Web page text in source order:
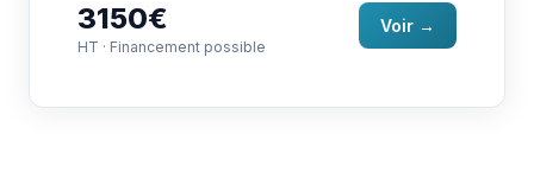
3150€
HT · Financement possible
Voir →